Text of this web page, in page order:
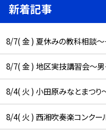
新着記事
8/7( 金 ) 夏休みの教科相談～
8/7( 金 ) 地区実技講習会～男
8/4( 火 ) 小田原みなとまつり
8/4( 火 ) 西湘吹奏楽コンクー